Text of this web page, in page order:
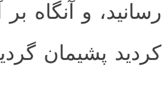
رسانيد، و آنگاه بر
كرديد پشيمان